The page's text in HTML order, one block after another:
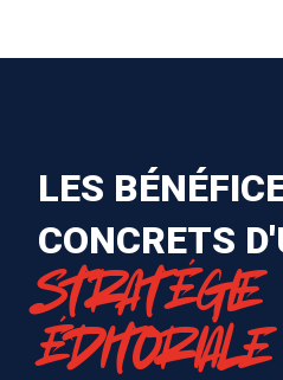
LES
CONCRETS
STRATÉGIE
ÉDITORIALE